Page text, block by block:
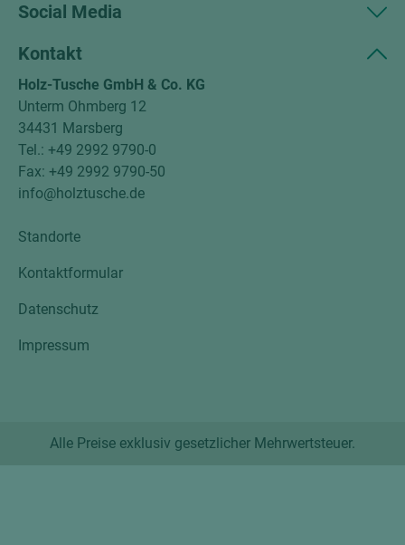
Social Media
Kontakt
Holz-Tusche GmbH & Co. KG
Unterm Ohmberg 12
34431 Marsberg
Tel.: +49 2992 9790-0
Fax: +49 2992 9790-50
info@holztusche.de
Standorte
Kontaktformular
Datenschutz
Impressum
Alle Preise exklusiv gesetzlicher Mehrwertsteuer.